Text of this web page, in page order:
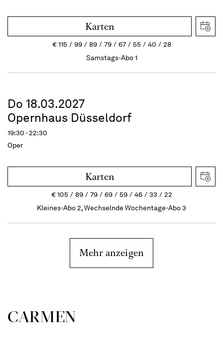
Karten
€115 99 89 79 67 55 40
28
Samstags-Abo 1
Do 18.03.2027
Opernhaus Düsseldorf
19:30 - 22:30
Oper
Karten
€105 89 79 69 59 46 33
22
Kleines-Abo 2, Wechselnde Wochentage-Abo 3
Mehr anzeigen
CARMEN